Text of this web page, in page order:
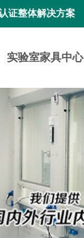
证整体解决方案
实验室家具中心